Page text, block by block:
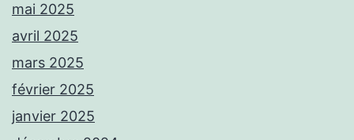
mai 2025
avril 2025
mars 2025
février 2025
janvier 2025